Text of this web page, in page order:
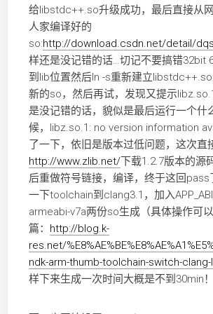
给libstdc++.so升级成功，最后直接从
人家编译好的
so:http://download.csdn.net/detail/
样还是没记错的话…切记不要搞错32bit
到lib位置然后ln -s重新建立
新的so，然后再试，发现又提示
是没记错的话，貌似是最后运行一个什
候，libz.so.1: no version information
了一下，依旧是版本过低问题，这次直
http://www.zlib.net/下载1.2.7版本的源
后重做符号链接，编译，终于这回pass
一下toolchain到clang3.1，加入
armeabi-v7a两份so生成（具体操作可
篇： http://blog.k-
res.net/
ndk-arm-thumb-toolchain-switch-
样下来生成一次时间大概是不到30min！